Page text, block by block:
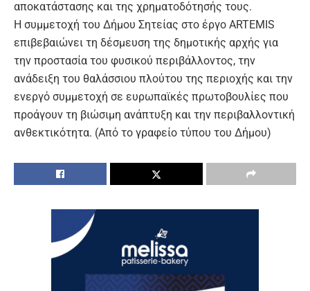
αποκατάστασης και της χρηματοδότησής τους.
Η συμμετοχή του Δήμου Σητείας στο έργο ARTEMIS
επιβεβαιώνει τη δέσμευση της δημοτικής αρχής για
την προστασία του φυσικού περιβάλλοντος, την
ανάδειξη του θαλάσσιου πλούτου της περιοχής και την
ενεργό συμμετοχή σε ευρωπαϊκές πρωτοβουλίες που
προάγουν τη βιώσιμη ανάπτυξη και την περιβαλλοντική
ανθεκτικότητα. (Από το γραφείο τύπου του Δήμου)